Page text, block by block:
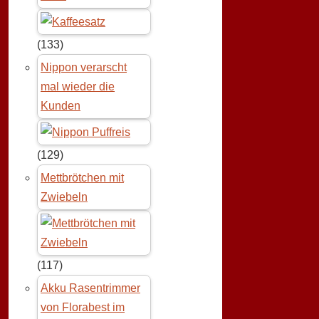
(133)
Nippon verarscht
mal wieder die
Kunden
(129)
Mettbrötchen mit
Zwiebeln
(117)
Akku Rasentrimmer
von Florabest im